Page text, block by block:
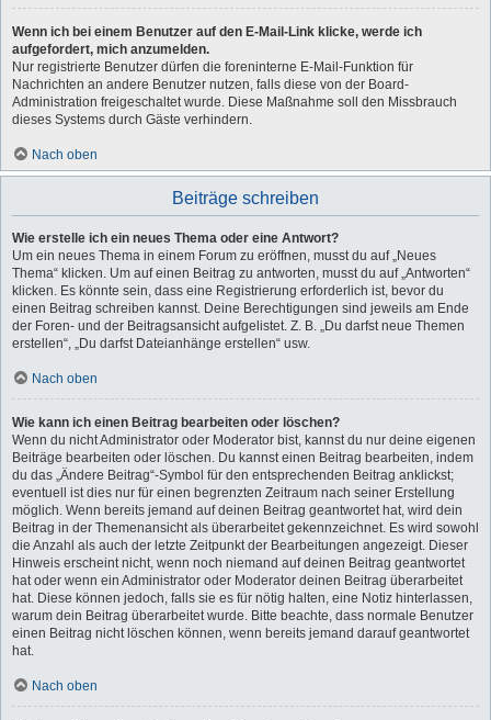
Wenn ich bei einem Benutzer auf den E-Mail-Link klicke, werde ich
aufgefordert, mich anzumelden.
Nur registrierte Benutzer dürfen die foreninterne E-Mail-Funktion für
Nachrichten an andere Benutzer nutzen, falls diese von der Board-
Administration freigeschaltet wurde. Diese Maßnahme soll den Missbrauch
dieses Systems durch Gäste verhindern.
Nach oben
Beiträge schreiben
Wie erstelle ich ein neues Thema oder eine Antwort?
Um ein neues Thema in einem Forum zu eröffnen, musst du auf „Neues
Thema“ klicken. Um auf einen Beitrag zu antworten, musst du auf „Antworten“
klicken. Es könnte sein, dass eine Registrierung erforderlich ist, bevor du
einen Beitrag schreiben kannst. Deine Berechtigungen sind jeweils am Ende
der Foren- und der Beitragsansicht aufgelistet. Z. B. „Du darfst neue Themen
erstellen“, „Du darfst Dateianhänge erstellen“ usw.
Nach oben
Wie kann ich einen Beitrag bearbeiten oder löschen?
Wenn du nicht Administrator oder Moderator bist, kannst du nur deine eigenen
Beiträge bearbeiten oder löschen. Du kannst einen Beitrag bearbeiten, indem
du das „Ändere Beitrag“-Symbol für den entsprechenden Beitrag anklickst;
eventuell ist dies nur für einen begrenzten Zeitraum nach seiner Erstellung
möglich. Wenn bereits jemand auf deinen Beitrag geantwortet hat, wird dein
Beitrag in der Themenansicht als überarbeitet gekennzeichnet. Es wird sowohl
die Anzahl als auch der letzte Zeitpunkt der Bearbeitungen angezeigt. Dieser
Hinweis erscheint nicht, wenn noch niemand auf deinen Beitrag geantwortet
hat oder wenn ein Administrator oder Moderator deinen Beitrag überarbeitet
hat. Diese können jedoch, falls sie es für nötig halten, eine Notiz hinterlassen,
warum dein Beitrag überarbeitet wurde. Bitte beachte, dass normale Benutzer
einen Beitrag nicht löschen können, wenn bereits jemand darauf geantwortet
hat.
Nach oben